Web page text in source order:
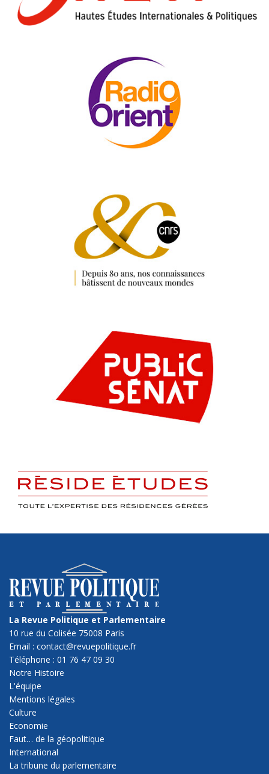
La Revue Politique et Parlementaire
10 rue du Colisée 75008 Paris
Email : contact@revuepolitique.fr
Téléphone : 01 76 47 09 30
Notre Histoire
L'équipe
Mentions légales
Culture
Economie
Faut… de la géopolitique
International
La tribune du parlementaire